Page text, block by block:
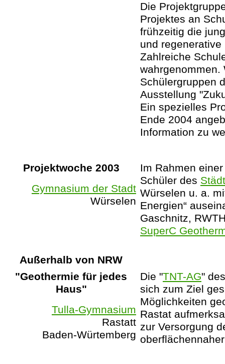
Die
Projektes an
frühzeitig die
und
Zahlreiche
wahrgenommen.
Schülergruppen
Ausstellung
Ein spezielles
Ende 2004
Information zu
Projektwoche 2003
Gymnasium der Stadt
Würselen
Im Rahmen
Schüler des
Würselen u. a.
Energien“
Gaschnitz,
SuperC
Außerhalb von NRW
"Geothermie für jedes
Haus"
Tulla-Gymnasium
Rastatt
Baden-Würtemberg
Die "TNT-AG"
sich zum Ziel
Möglichkeiten
Rastat
zur Versorgung